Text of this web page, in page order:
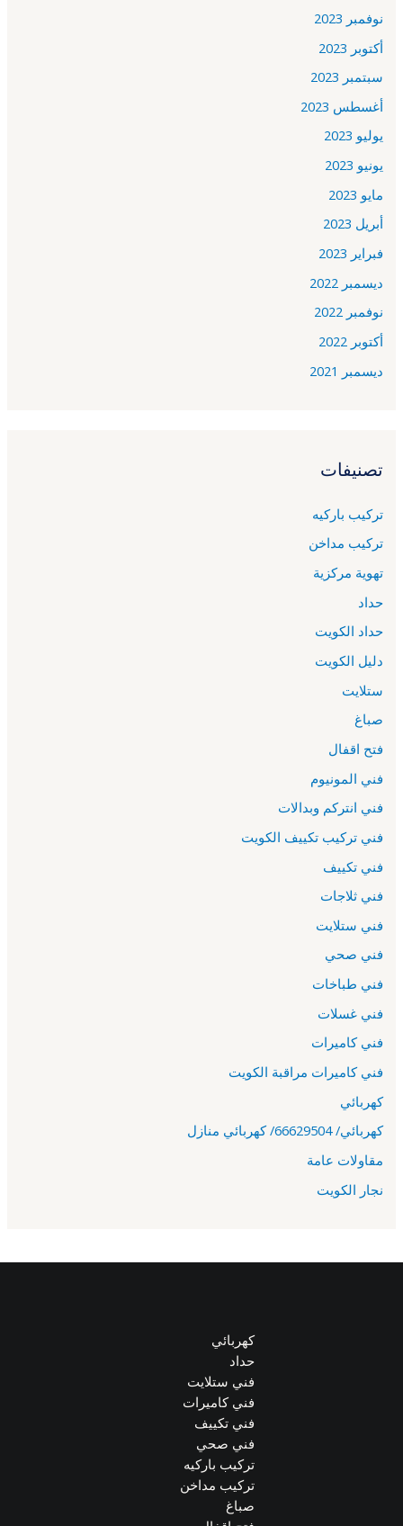
نوفمبر 2023
أكتوبر 2023
سبتمبر 2023
أغسطس 2023
يوليو 2023
يونيو 2023
مايو 2023
أبريل 2023
فبراير 2023
ديسمبر 2022
نوفمبر 2022
أكتوبر 2022
ديسمبر 2021
تصنيفات
تركيب باركيه
تركيب مداخن
تهوية مركزية
حداد
حداد الكويت
دليل الكويت
ستلايت
صباغ
فتح اقفال
فني المونيوم
فني انتركم وبدالات
فني تركيب تكييف الكويت
فني تكييف
فني ثلاجات
فني ستلايت
فني صحي
فني طباخات
فني غسلات
فني كاميرات
فني كاميرات مراقبة الكويت
كهربائي
كهربائي/ 66629504/ كهربائي منازل
مقاولات عامة
نجار الكويت
كهربائي
حداد
فني ستلايت
فني كاميرات
فني تكييف
فني صحي
تركيب باركيه
تركيب مداخن
صباغ